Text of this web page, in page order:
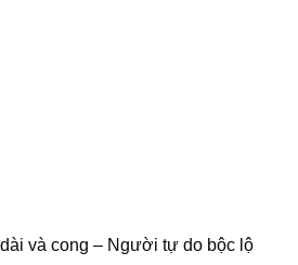
và cong – Người tự do bộc lộ